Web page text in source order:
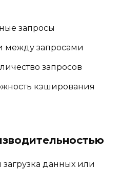
запросы
между запросами
запросов
кэширования
данных или